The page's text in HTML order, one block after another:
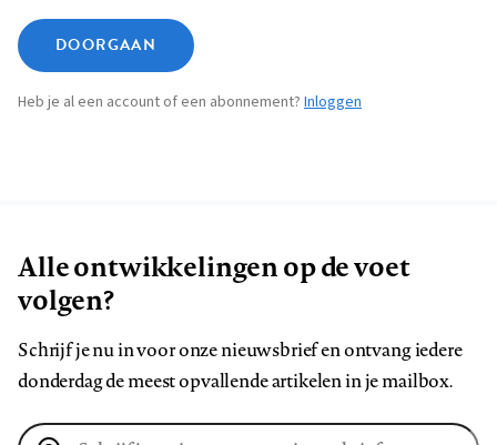
DOORGAAN
Heb je al een account of een abonnement? Inloggen
Alle ontwikkelingen op de voet
volgen?
Schrijf je nu in voor onze nieuwsbrief en ontvang iedere
donderdag de meest opvallende artikelen in je mailbox.